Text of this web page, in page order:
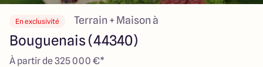
Votre projet
Qui sommes-nous
En exclusivité Terrain + Maison à
Bouguenais (44340)
À partir de 325 000 €*